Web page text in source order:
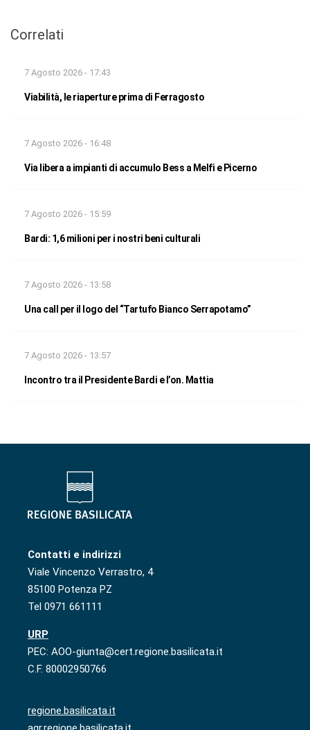
Correlati
7 Agosto 2026 - 17:43
Viabilità, le riaperture prima di Ferragosto
7 Agosto 2026 - 16:48
Via libera a impianti di accumulo Bess a Melfi e Picerno
7 Agosto 2026 - 15:59
Bardi: 1,6 milioni per i nostri beni culturali
7 Agosto 2026 - 13:58
Una call per il logo del “Tartufo Bianco Serrapotamo”
7 Agosto 2026 - 13:57
Incontro tra il Presidente Bardi e l’on. Mattia
Contatti e indirizzi
Viale Vincenzo Verrastro, 4
85100 Potenza PZ
Tel 0971 661111
URP
PEC: AOO-giunta@cert.regione.basilicata.it
C.F. 80002950766
regione.basilicata.it